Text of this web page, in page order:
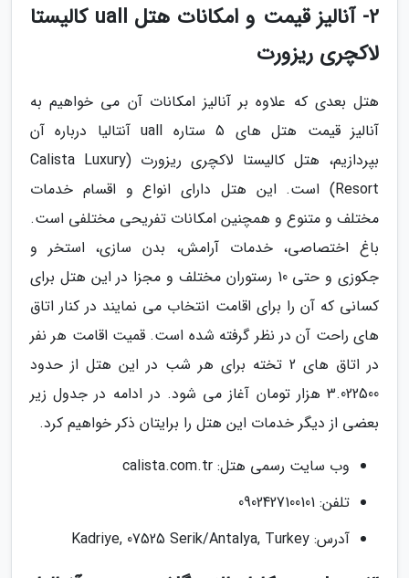
2- آنالیز قیمت و امکانات هتل uall کالیستا
لاکچری ریزورت
هتل بعدی که علاوه بر آنالیز امکانات آن می خواهیم به
آنالیز قیمت هتل های 5 ستاره uall آنتالیا درباره آن
بپردازیم، هتل کالیستا لاکچری ریزورت (Calista Luxury
Resort) است. این هتل دارای انواع و اقسام خدمات
مختلف و متنوع و همچنین امکانات تفریحی مختلفی است.
باغ اختصاصی، خدمات آرامش، بدن سازی، استخر و
جکوزی و حتی 10 رستوران مختلف و مجزا در این هتل برای
کسانی که آن را برای اقامت انتخاب می نمایند در کنار اتاق
های راحت آن در نظر گرفته شده است. قمیت اقامت هر نفر
در اتاق های 2 تخته برای هر شب در این هتل از حدود
3.022500 هزار تومان آغاز می شود. در ادامه در جدول زیر
بعضی از دیگر خدمات این هتل را برایتان ذکر خواهیم کرد.
وب سایت رسمی هتل: calista.com.tr
تلفن: 0902427100101
آدرس: Kadriye, 07525 Serik/Antalya, Turkey